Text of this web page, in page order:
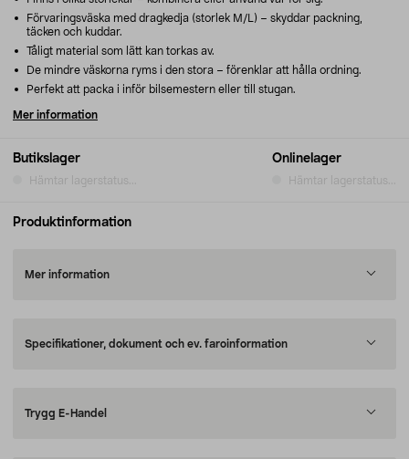
Butikslager
Hämtar lagerstatus...
Onlinelager
Hämtar lagerstatus...
Förvaringsväska med dragkedja (storlek M/L) – skyddar packning,
täcken och kuddar.
Tåligt material som lätt kan torkas av.
De mindre väskorna ryms i den stora – förenklar att hålla ordning.
Perfekt att packa i inför bilsemestern eller till stugan.
Mer information
Produktinformation
Mer information
Specifikationer, dokument och ev. faroinformation
Trygg E-Handel